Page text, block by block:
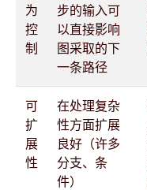
为
控
制
步的输入可
以直接影响
图采取的下
一条路径
可
扩
展
性
在处理复杂
性方面扩展
良好（许多
分支、条
件）